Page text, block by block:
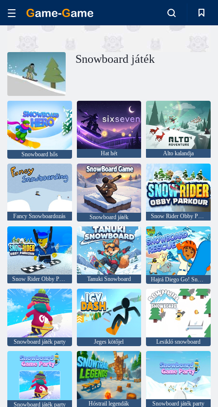
Snowboard játék
Snowboard hős Hat hét Alto kalandja
Fancy Snowboardozás Snowboard játék Snow Rider Obby Parkour
Snow Rider Obby Parkour Tanuki Snowboard Hajrá Diego Go! Snowboard Rescue
Snowboard játék party Jeges kötőjel Lesikló snowboard
Snowboard játék party Hóstrail legendák Snowboard játék party